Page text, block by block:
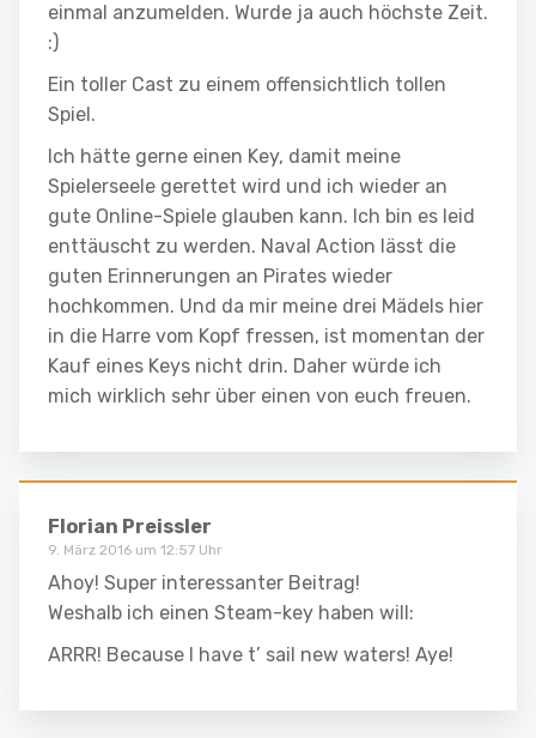
einmal anzumelden. Wurde ja auch höchste Zeit.
:)
Ein toller Cast zu einem offensichtlich tollen
Spiel.
Ich hätte gerne einen Key, damit meine
Spielerseele gerettet wird und ich wieder an
gute Online-Spiele glauben kann. Ich bin es leid
enttäuscht zu werden. Naval Action lässt die
guten Erinnerungen an Pirates wieder
hochkommen. Und da mir meine drei Mädels hier
in die Harre vom Kopf fressen, ist momentan der
Kauf eines Keys nicht drin. Daher würde ich
mich wirklich sehr über einen von euch freuen.
Florian Preissler
9. März 2016 um 12:57 Uhr
Ahoy! Super interessanter Beitrag!
Weshalb ich einen Steam-key haben will:
ARRR! Because I have t’ sail new waters! Aye!